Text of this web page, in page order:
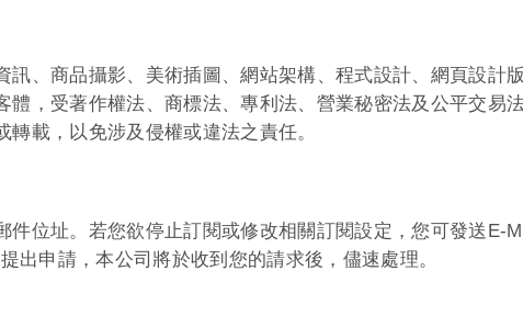
、商品攝影、美術插圖、網站架構、程式設計、網頁設計
，受著作權法、商標法、專利法、營業秘密法及公平交易
載，以免涉及侵權或違法之責任。
位址。若您欲停止訂閱或修改相關訂閱設定，您可發送E-
提出申請，本公司將於收到您的請求後，儘速處理。